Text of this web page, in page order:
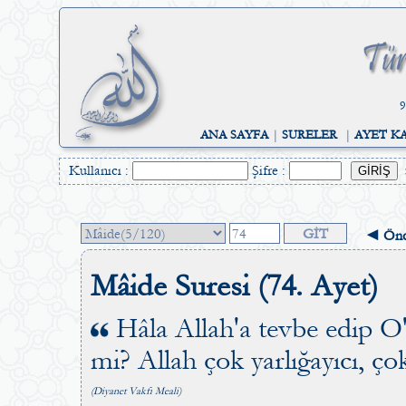
ANA SAYFA| SURELER| AYET
Kullanıcı : Şifre :
◄
Mâide Suresi (74. Ayet)
Hâla Allah'a tevbe edip
mi? Allah çok yarlığayıcı,
(Diyanet Vakfı Meali)